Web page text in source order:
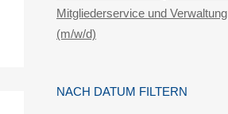
Mitgliederservice und Verwaltung
(m/w/d)
NACH DATUM FILTERN